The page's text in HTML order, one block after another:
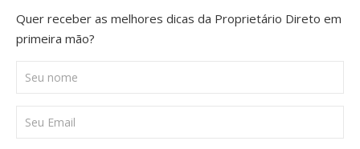
Quer receber as melhores dicas da Proprietário Direto em
primeira mão?